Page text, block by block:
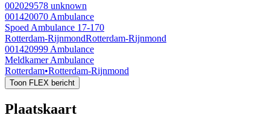
002029578 unknown
001420070 Ambulance
Spoed Ambulance 17-170
Rotterdam-RijnmondRotterdam-Rijnmond
001420999 Ambulance
Meldkamer Ambulance
Rotterdam•Rotterdam-Rijnmond
Toon FLEX bericht
Plaatskaart